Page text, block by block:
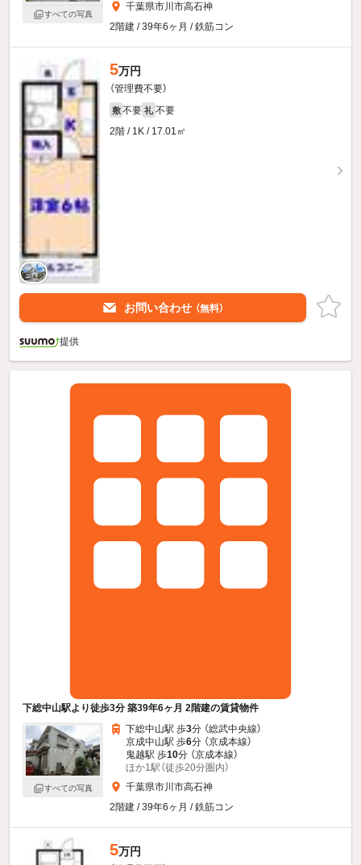
すべての写真
千葉県市川市高石神
2階建 / 39年6ヶ月 / 鉄筋コン
5万円
（管理費不要）
敷 不要 礼 不要
2階 / 1K / 17.01㎡
お問い合わせ （無料）
提供
下総中山駅より徒歩3分 築39年6ヶ月 2階建の賃貸物件
すべての写真
下総中山駅 歩3分 （総武中央線）
京成中山駅 歩6分 （京成本線）
鬼越駅 歩10分 （京成本線）
ほか1駅（徒歩20分圏内）
千葉県市川市高石神
2階建 / 39年6ヶ月 / 鉄筋コン
5万円